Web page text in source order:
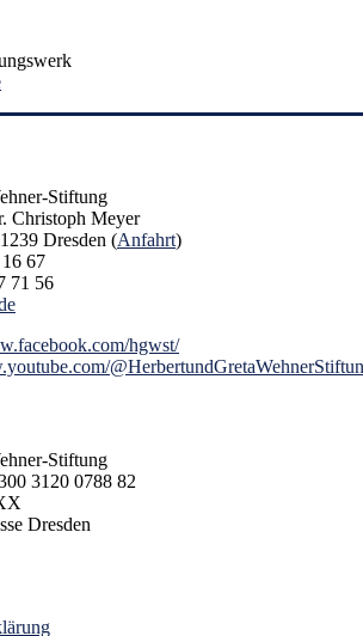
Stiftung
Christoph Meyer
Dresden (Anfahrt)
67
71 56
hgwst/
Stiftung
3120 0788 82
Dresden